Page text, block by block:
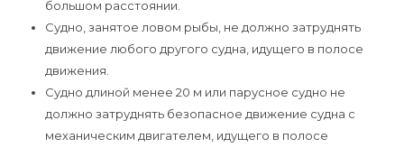
большом расстоянии.
Судно, занятое ловом рыбы, не должно затруднять
движение любого другого судна, идущего в полосе
движения.
Судно длиной менее 20 м или парусное судно не
должно затруднять безопасное движение судна с
механическим двигателем, идущего в полосе